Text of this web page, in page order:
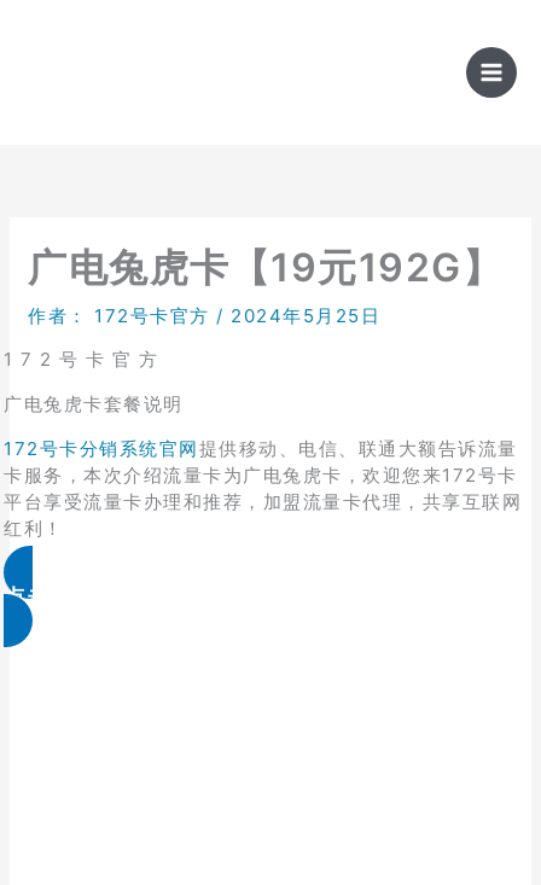
广电兔虎卡【19元192G】
作者： 172号卡官方 / 2024年5月25日
1 7 2 号 卡 官 方
广电兔虎卡套餐说明
172号卡分销系统官网提供移动、电信、联通大额告诉流量
卡服务，本次介绍流量卡为广电兔虎卡，欢迎您来172号卡
平台享受流量卡办理和推荐，加盟流量卡代理，共享互联网
红利！
点击免费领取